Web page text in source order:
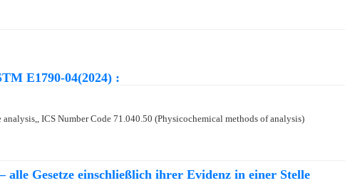
E1790-04(2024) :
ICS Number Code 71.040.50 (Physicochemical methods of analysis)
alle Gesetze einschließlich ihrer Evidenz in einer Stelle